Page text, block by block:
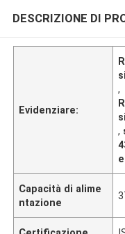
DESCRIZIONE DI
Evidenziare:
,
,
e
Capacità di alime
ntazione